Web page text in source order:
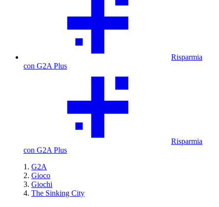
Risparmia
con G2A Plus
Risparmia
con G2A Plus
G2A
Gioco
Giochi
The Sinking City